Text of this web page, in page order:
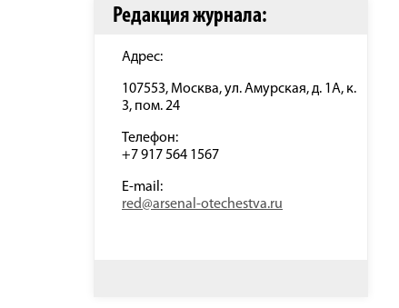
Редакция журнала:
Адрес:
107553, Москва, ул. Амурская, д. 1А, к.
3, пом. 24
Телефон:
+7 917 564 1567
E-mail:
red@arsenal-otechestva.ru